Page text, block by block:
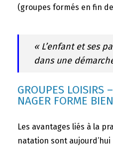
(groupes formés en fin
« L’enfant et ses
dans une
GROUPES LOISIRS
NAGER FORME
Les avantages liés à la
natation sont